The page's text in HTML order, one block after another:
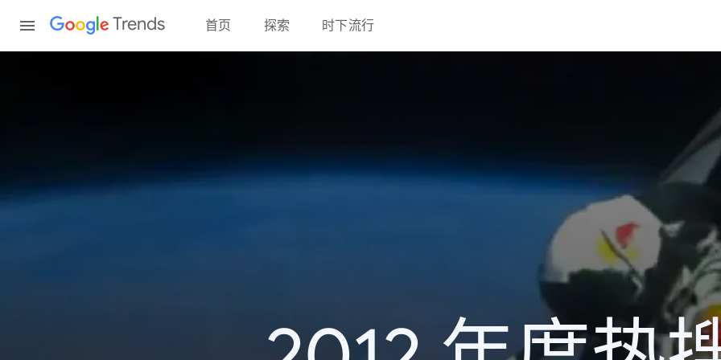
Trends 首页 探索 时下流行